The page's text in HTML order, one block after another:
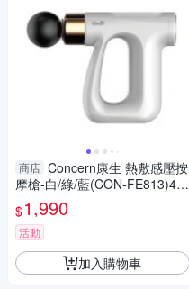
商店 Concern康生 熱敷感壓按
摩槍-白/綠/藍(CON-FE813)4種
按摩頭 震動放鬆舒緩【愛買】
$1,990
活動
加入購物車